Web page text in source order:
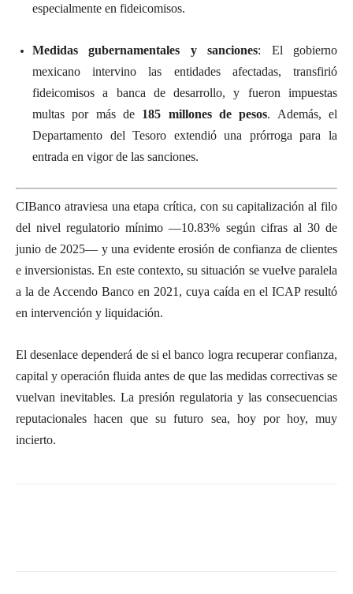
especialmente en fideicomisos.
Medidas gubernamentales y sanciones: El gobierno
mexicano intervino las entidades afectadas, transfirió
fideicomisos a banca de desarrollo, y fueron impuestas
multas por más de 185 millones de pesos. Además, el
Departamento del Tesoro extendió una prórroga para la
entrada en vigor de las sanciones.
CIBanco atraviesa una etapa crítica, con su capitalización al filo
del nivel regulatorio mínimo —10.83% según cifras al 30 de
junio de 2025— y una evidente erosión de confianza de clientes
e inversionistas. En este contexto, su situación se vuelve paralela
a la de Accendo Banco en 2021, cuya caída en el ICAP resultó
en intervención y liquidación.
El desenlace dependerá de si el banco logra recuperar confianza,
capital y operación fluida antes de que las medidas correctivas se
vuelvan inevitables. La presión regulatoria y las consecuencias
reputacionales hacen que su futuro sea, hoy por hoy, muy
incierto.